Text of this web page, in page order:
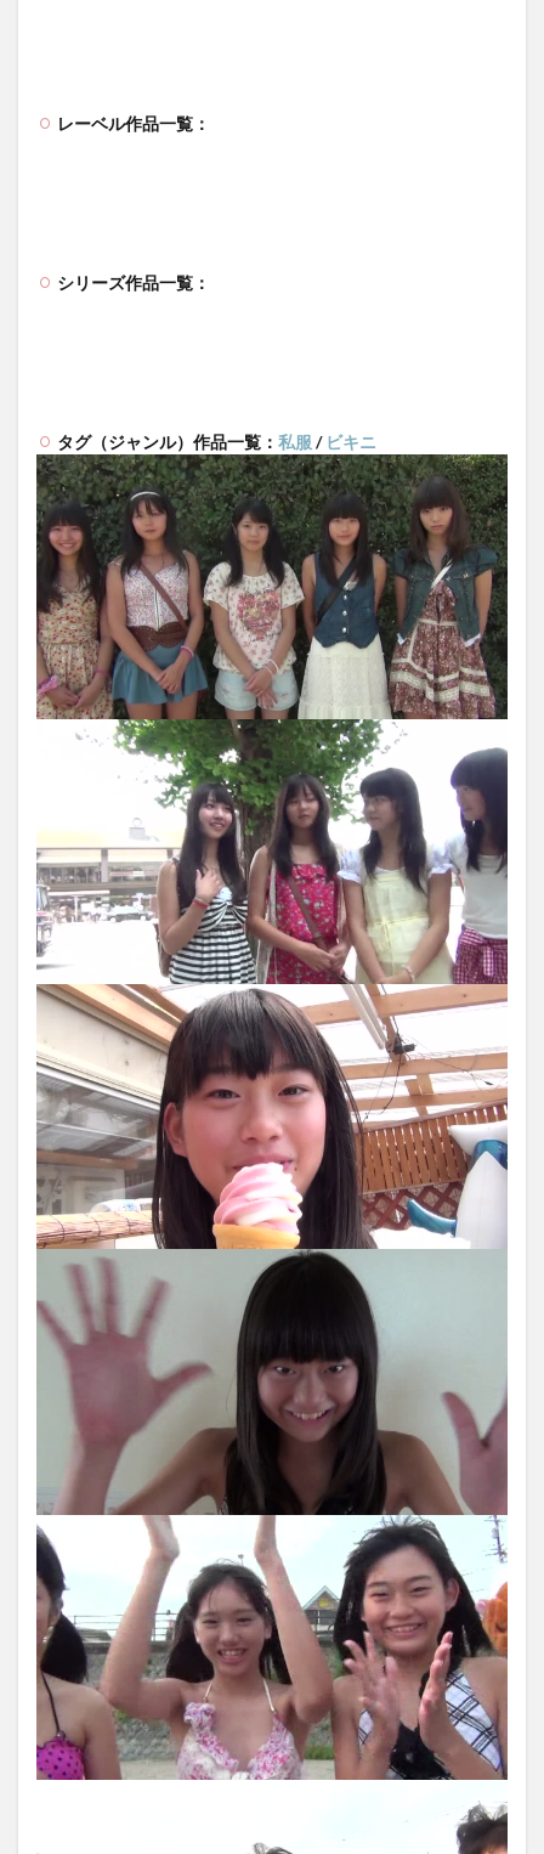
レーベル作品一覧：
シリーズ作品一覧：
タグ（ジャンル）作品一覧： 私服 / ビキニ